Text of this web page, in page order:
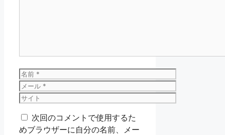
名
前
メ
ー
サ
ト 次回のコメントで使用するた
めブラウザーに自分の名前、メー